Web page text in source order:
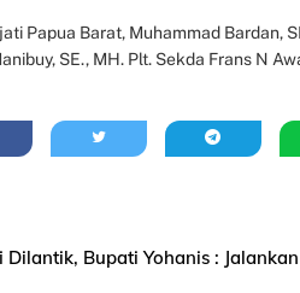
Papua Barat, Muhammad Bardan,
SE., MH. Plt. Sekda Frans N
Bupati Yohanis :